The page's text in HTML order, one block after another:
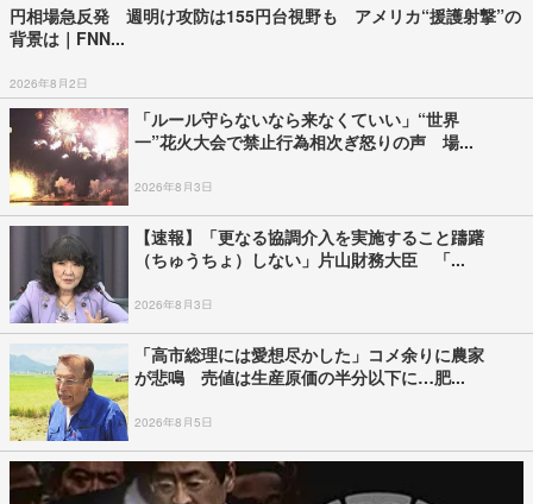
円相場急反発 週明け攻防は155円台視野も アメリカ“援護射撃”の
背景は｜FNN...
2026年8月2日
「ルール守らないなら来なくていい」“世界
一”花火大会で禁止行為相次ぎ怒りの声 場...
2026年8月3日
【速報】「更なる協調介入を実施すること躊躇
（ちゅうちょ）しない」片山財務大臣 「...
2026年8月3日
「高市総理には愛想尽かした」コメ余りに農家
が悲鳴 売値は生産原価の半分以下に…肥...
2026年8月5日